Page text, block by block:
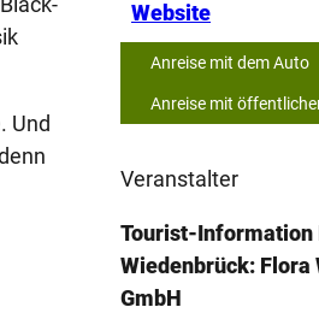
Und
Website
Anreise mit dem Auto
Anreise mit
Veranstalter
Tourist-Information
Wiedenbrück: Flora
GmbH